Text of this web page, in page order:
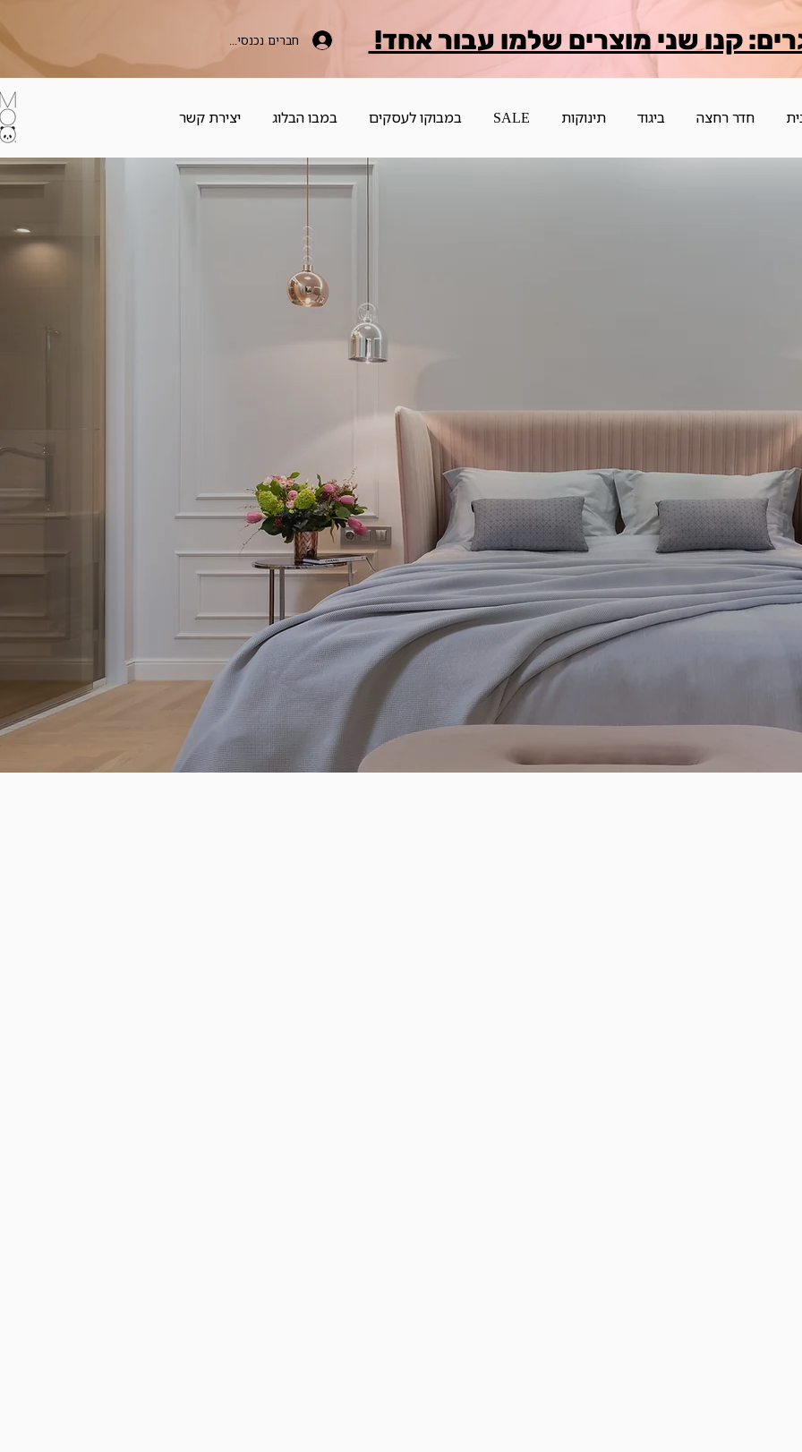
חברים נכנסים כאן קנו שני מוצרים שלמו עבור אחד!
חדר רחצה ביגוד תינוקות SALE במבוקו לעסקים במבו הבלוג יצירת קשר
Bamboo
את החופשה לתוך הבית